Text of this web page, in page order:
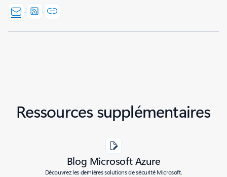
Ressources supplémentaires
Blog Microsoft Azure
Découvrez les dernières solutions de sécurité Microsoft.